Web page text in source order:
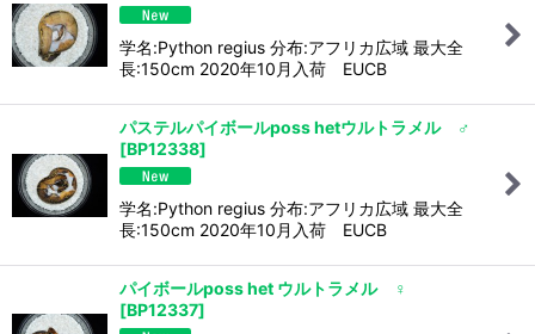
学名:Python regius 分布:アフリカ広域 最大全
長:150cm 2020年10月入荷 EUCB
パステルパイボールposs hetウルトラメル ♂
[BP12338]
学名:Python regius 分布:アフリカ広域 最大全
長:150cm 2020年10月入荷 EUCB
パイボールposs het ウルトラメル ♀
[BP12337]